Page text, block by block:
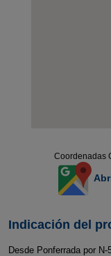
Coordenadas
Indicación del
Desde Ponferrada por